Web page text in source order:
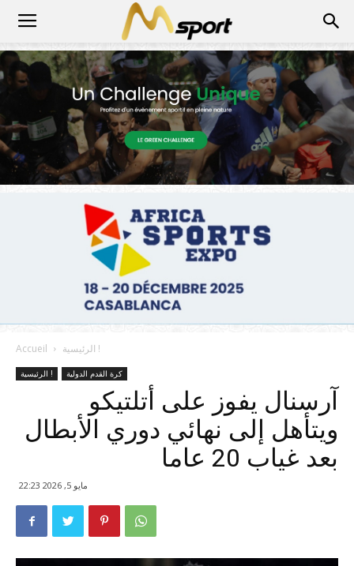
Accueil الرئيسية !
الرئيسية ! كرة القدم الدولية
آرسنال يفوز على أتلتيكو
ويتأهل إلى نهائي دوري الأبطال
بعد غياب 20 عاما
مايو 5, 2026 22:23